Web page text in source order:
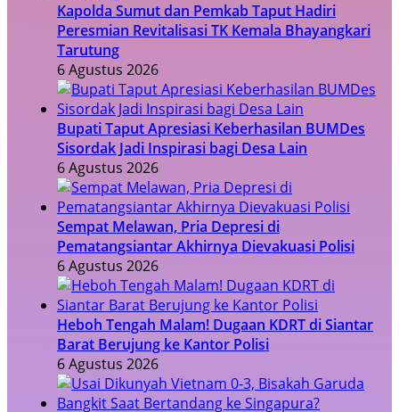
Kapolda Sumut dan Pemkab Taput Hadiri
Peresmian Revitalisasi TK Kemala Bhayangkari
Tarutung
6 Agustus 2026
Bupati Taput Apresiasi Keberhasilan BUMDes
Sisordak Jadi Inspirasi bagi Desa Lain
6 Agustus 2026
Sempat Melawan, Pria Depresi di
Pematangsiantar Akhirnya Dievakuasi Polisi
6 Agustus 2026
Heboh Tengah Malam! Dugaan KDRT di Siantar
Barat Berujung ke Kantor Polisi
6 Agustus 2026